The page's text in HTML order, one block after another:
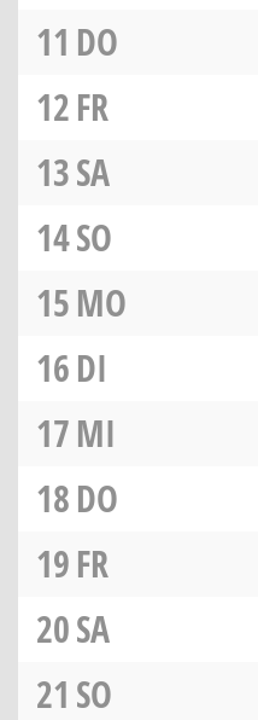
11 DO
12FR
13SA
14SO
15MO
16DI
17MI
18DO
19FR
20SA
21 SO